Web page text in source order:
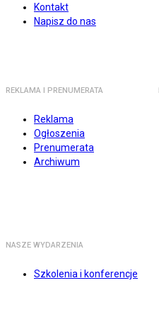
Kontakt
Napisz do nas
REKLAMA I PRENUMERATA
Reklama
Ogłoszenia
Prenumerata
Archiwum
NASZE WYDARZENIA
Szkolenia i konferencje